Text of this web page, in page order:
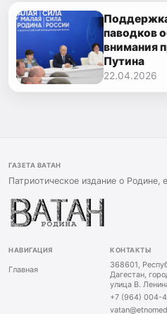
паводков
внимания
Путина
22.04.2026
ГАЗЕТА ВАТАН
Патриотическое издание о
НАВИГАЦИЯ
Главная
КОНТАКТЫ
368601,
Дагестан,
улица В.
+7 (964) 004-